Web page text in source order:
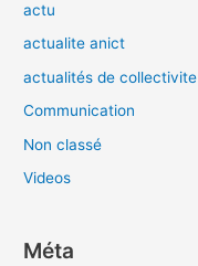
actu
actualite anict
actualités de collectivite
Communication
Non classé
Videos
Méta